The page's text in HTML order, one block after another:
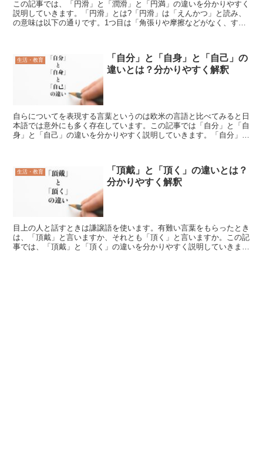
この記事では、「円滑」と「潤滑」と「円満」の違いを分かりやすく
説明していきます。「円滑」とは?「円滑」は「えんかつ」と読み、
の意味は以下の通りです。1つ目は「角張りや摩擦などがなく、すべ
生活・教育
「自分」と「自身」と「自己」の
違いとは？分かりやすく解釈
自らについてを表現する言葉というのは欧米の言語と比べてみると日
本語では意外にも多く存在しています。この記事では「自分」と「自
身」と「自己」の違いを分かりやすく説明していきます。「自分」と
生活・教育
「頂戴」と「頂く」の違いとは？
分かりやすく解釈
目上の人と話すときは謙譲語を使います。有難い言葉をもらったとき
は、「頂戴」と言いますか、それとも「頂く」と言いますか。この記
事では、「頂戴」と「頂く」の違いを分かりやすく説明していきま